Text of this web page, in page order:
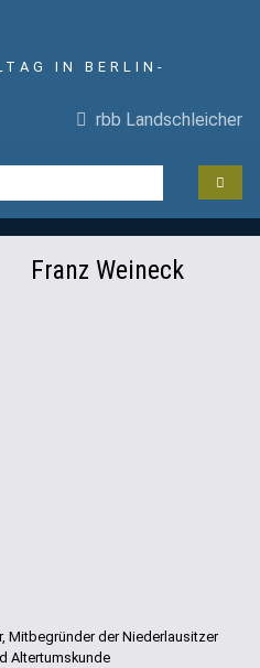
IN BERLIN-
rbb Landschleicher
Franz Weineck
Mitbegründer der Niederlausitzer
Altertumskunde